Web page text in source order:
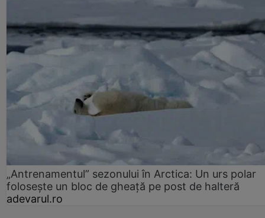
„Antrenamentul” sezonului în Arctica: Un urs polar
folosește un bloc de gheață pe post de halteră
adevarul.ro